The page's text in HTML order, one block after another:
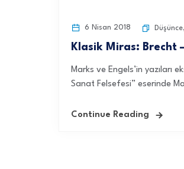
6 Nisan 2018 Düşünce,
Klasik Miras: Brecht
Marks ve Engels’in yazıları
Sanat Felsefesi” eserinde
Continue Reading